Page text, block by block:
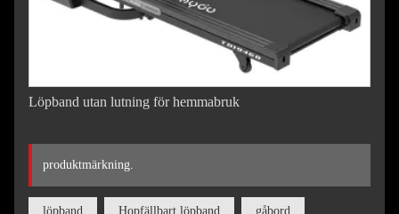
Löpband utan lutning för hemmabruk
produktmärkning.
löpband Hopfällbart löpband gåbord